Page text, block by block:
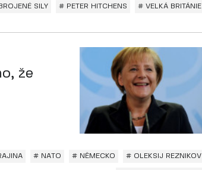
SILY # PETER HITCHENS # VELKÁ BRITÁNIE
že
# NATO # NĚMECKO # OLEKSIJ REZNIKOV